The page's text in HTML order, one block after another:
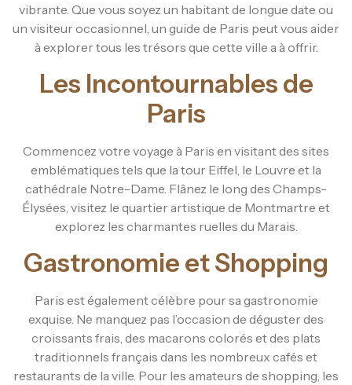
vibrante. Que vous soyez un habitant de longue date ou
un visiteur occasionnel, un guide de Paris peut vous aider
à explorer tous les trésors que cette ville a à offrir.
Les Incontournables de
Paris
Commencez votre voyage à Paris en visitant des sites
emblématiques tels que la tour Eiffel, le Louvre et la
cathédrale Notre-Dame. Flânez le long des Champs-
Élysées, visitez le quartier artistique de Montmartre et
explorez les charmantes ruelles du Marais.
Gastronomie et Shopping
Paris est également célèbre pour sa gastronomie
exquise. Ne manquez pas l’occasion de déguster des
croissants frais, des macarons colorés et des plats
traditionnels français dans les nombreux cafés et
restaurants de la ville. Pour les amateurs de shopping, les